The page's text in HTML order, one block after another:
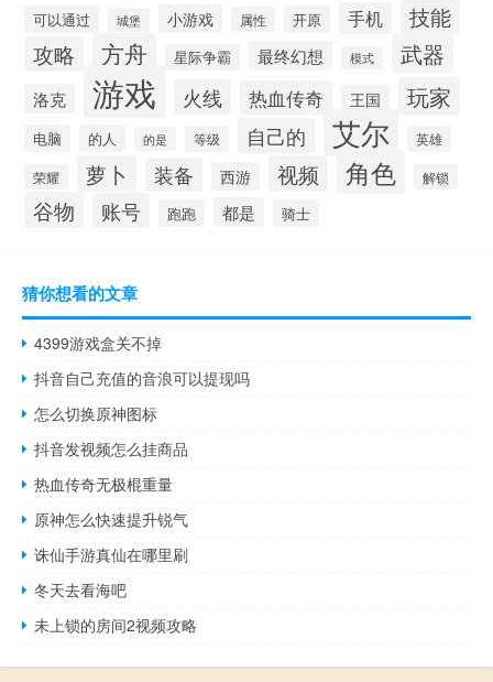
可以通过
城堡 小游戏 属性 开原 手机
技能
攻略
方舟 星际争霸 最终幻想 模式 武器
洛克 游戏 火线 热血传奇 王国 玩家
电脑 的人 的是 等级 自己的 艾尔 英雄
荣耀 萝卜 装备 西游 视频 角色 解锁
谷物 账号 跑跑 都是 骑士
猜你想看的文章
4399游戏盒关不掉
抖音自己充值的音浪可以提现吗
怎么切换原神图标
抖音发视频怎么挂商品
热血传奇无极棍重量
原神怎么快速提升锐气
诛仙手游真仙在哪里刷
冬天去看海吧
未上锁的房间2视频攻略